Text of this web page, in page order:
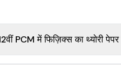
PCM में फिज़िक्स का थ्योरी